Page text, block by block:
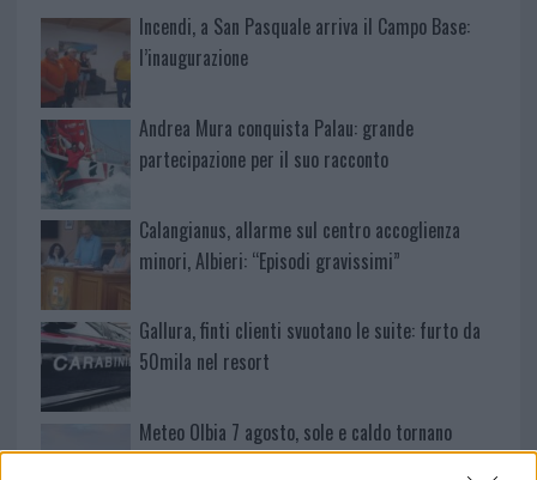
Incendi, a San Pasquale arriva il Campo Base:
l’inaugurazione
Andrea Mura conquista Palau: grande
partecipazione per il suo racconto
Calangianus, allarme sul centro accoglienza
minori, Albieri: “Episodi gravissimi”
Gallura, finti clienti svuotano le suite: furto da
50mila nel resort
Meteo Olbia 7 agosto, sole e caldo tornano
protagonisti